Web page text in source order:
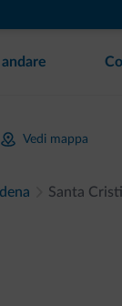
Vedi mappa
Santa